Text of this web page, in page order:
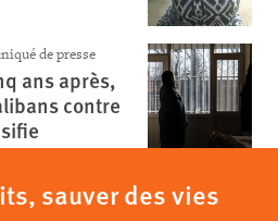
de presse
ans après,
contre
sauver des vies